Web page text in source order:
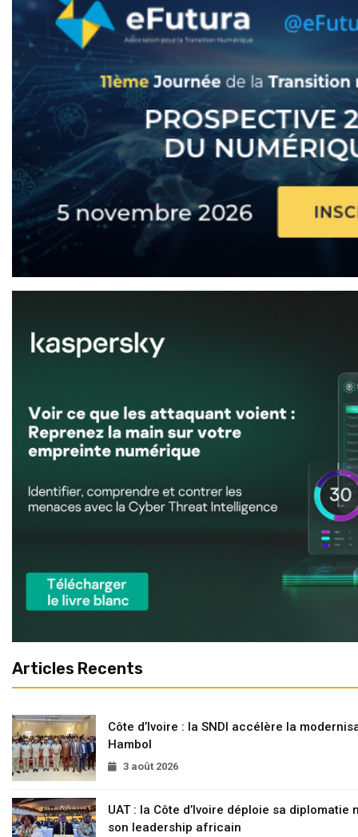
Articles Recents
Côte d’Ivoire : la SNDI accélère la
Hambol
3 août 2026
UAT : la Côte d’Ivoire déploie sa
son leadership africain